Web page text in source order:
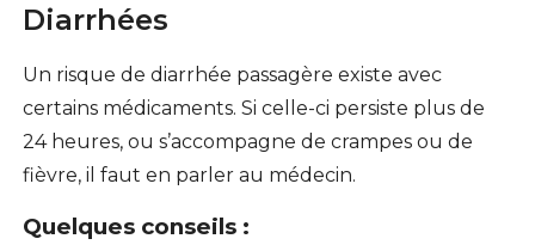
Diarrhées
Un risque de diarrhée passagère existe avec
certains médicaments. Si celle-ci persiste plus de
24 heures, ou s’accompagne de crampes ou de
fièvre, il faut en parler au médecin.
Quelques conseils :